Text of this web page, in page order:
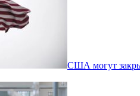
США могут